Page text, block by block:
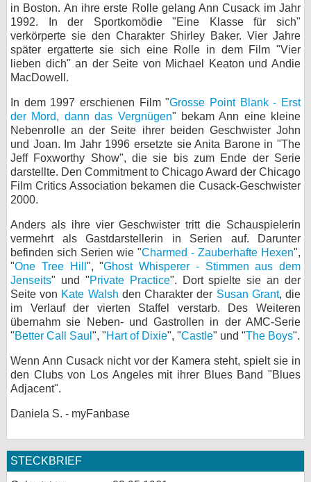
in Boston. An ihre erste Rolle gelang Ann Cusack im Jahr
1992. In der Sportkomödie "Eine Klasse für sich"
verkörperte sie den Charakter Shirley Baker. Vier Jahre
später ergatterte sie sich eine Rolle in dem Film "Vier
lieben dich" an der Seite von Michael Keaton und Andie
MacDowell.
In dem 1997 erschienen Film "Grosse Point Blank - Erst
der Mord, dann das Vergnügen" bekam Ann eine kleine
Nebenrolle an der Seite ihrer beiden Geschwister John
und Joan. Im Jahr 1996 ersetzte sie Anita Barone in "The
Jeff Foxworthy Show", die sie bis zum Ende der Serie
darstellte. Den Commitment to Chicago Award der Chicago
Film Critics Association bekamen die Cusack-Geschwister
2000.
Anders als ihre vier Geschwister tritt die Schauspielerin
vermehrt als Gastdarstellerin in Serien auf. Darunter
befinden sich Serien wie "Charmed - Zauberhafte Hexen",
"One Tree Hill ", "Ghost Whisperer - Stimmen aus dem
Jenseits" und "Private Practice". Dort spielte sie an der
Seite von Kate Walsh den Charakter der Susan Grant, die
im Verlauf der vierten Staffel verstarb. Des Weiteren
übernahm sie Neben- und Gastrollen in der AMC-Serie
"Better Call Saul ", "Hart of Dixie", "Castle" und "The Boys".
Wenn Ann Cusack nicht vor der Kamera steht, spielt sie in
den Clubs von Los Angeles mit ihrer Blues Band "Blues
Adjacent".
Daniela S. - myFanbase
STECKBRIEF
Impressum
Desktop-Ansicht
myFanbase